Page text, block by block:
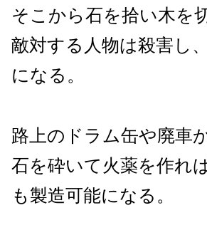
そこから石を拾い木を
敵対する人物は殺害し
になる。
路上のドラム缶や廃車
石を砕いて火薬を作れ
も製造可能になる。